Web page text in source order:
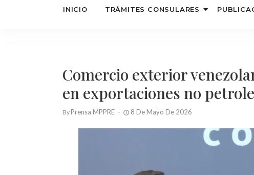
INICIO TRÁMITES CONSULARES
Comercio exterior
en exportaciones no
By Prensa MPPRE 8 De Mayo De 2026